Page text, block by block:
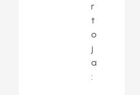
r
t
o
j
a
: